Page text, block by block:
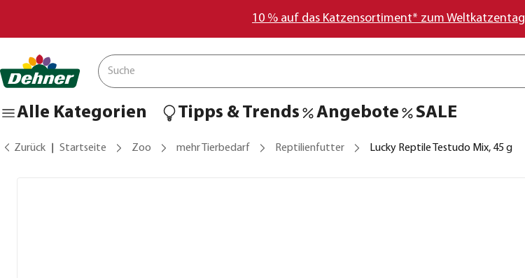
10 % auf das Katzensortiment* zum Weltkatzentag
Alle Kategorien Tipps & Trends Angebote SALE
Zurück Startseite Zoo mehr Tierbedarf Reptilienfutter Lucky Reptile Testudo Mix, 45 g